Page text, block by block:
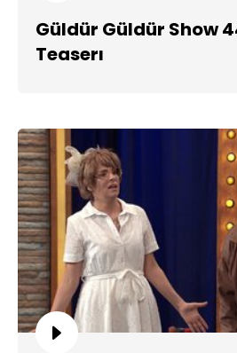
Güldür Güldür Show
Teaserı